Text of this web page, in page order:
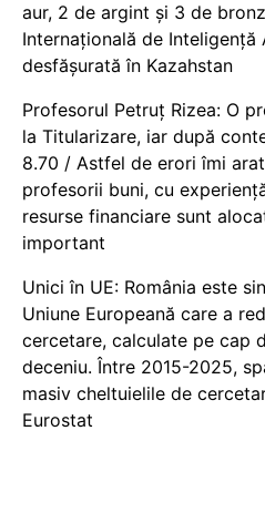
aur, 2 de argint și 3 de
Internațională de Inteligență
desfășurată în Kazahstan
Profesorul Petruț Rizea: O
la Titularizare, iar după
8.70 / Astfel de erori îmi
profesorii buni, cu
resurse financiare sunt
important
Unici în UE: România este
Uniune Europeană care a
cercetare, calculate pe cap
deceniu. Între 2015-2025,
masiv cheltuielile de
Eurostat